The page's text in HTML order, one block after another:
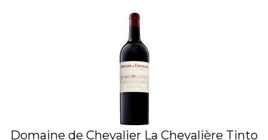
Domaine de Chevalier La Chevalière Tinto